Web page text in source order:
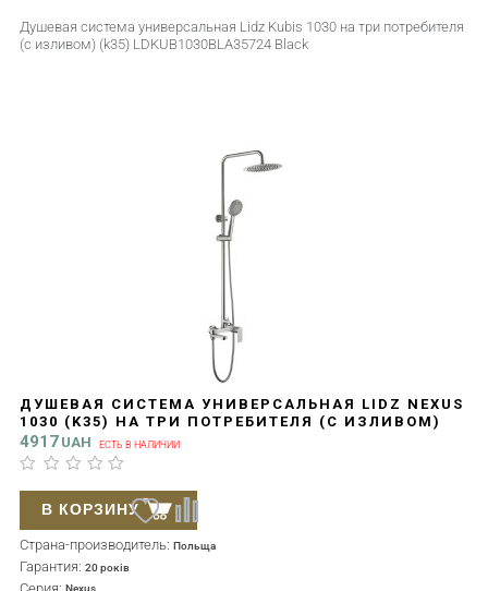
Душевая система универсальная Lidz Kubis 1030 на три потребителя
(с изливом) (k35) LDKUB1030BLA35724 Black
ДУШЕВАЯ СИСТЕМА УНИВЕРСАЛЬНАЯ LIDZ NEXUS
1030 (K35) НА ТРИ ПОТРЕБИТЕЛЯ (С ИЗЛИВОМ)
LDNEX1030NKS49189 NICKEL
4917 UAH ЕСТЬ В НАЛИЧИИ
Страна-производитель: Польща
Гарантия: 20 років
Nexus
В КОРЗИНУ